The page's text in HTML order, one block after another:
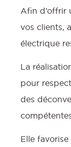
Afin d’offrir
vos clients,
électrique
La
pour
des
Elle